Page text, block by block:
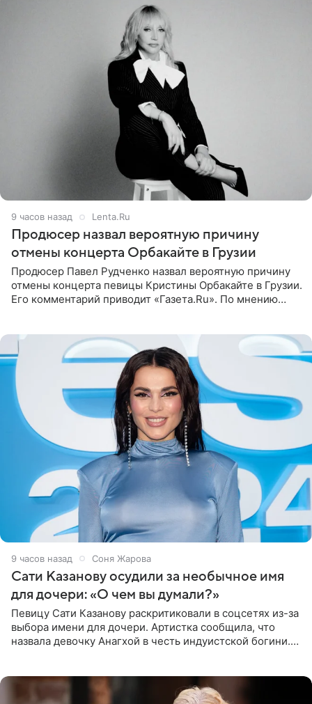
9 часов назад Lenta.Ru
Продюсер назвал вероятную причину
отмены концерта Орбакайте в Грузии
Продюсер Павел Рудченко назвал вероятную причину
отмены концерта певицы Кристины Орбакайте в Грузии.
Его комментарий приводит «Газета.Ru». По мнению
9 часов назад Соня Жарова
Сати Казанову осудили за необычное имя
для дочери: «О чем вы думали?»
Певицу Сати Казанову раскритиковали в соцсетях из-за
выбора имени для дочери. Артистка сообщила, что
назвала девочку Анагхой в честь индуистской богини.